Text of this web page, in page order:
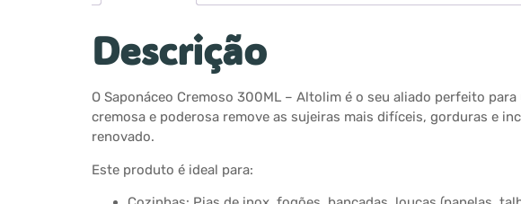
Descrição
O Saponáceo Cremoso 300ML – Altolim é o seu aliado perfeito
cremosa e poderosa remove as sujeiras mais difíceis, gorduras e
renovado.
Este produto é ideal para: